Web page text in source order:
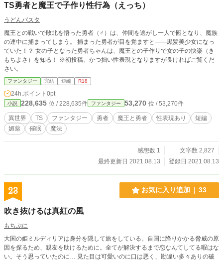
TS勇者と魔王で子作り性行為（えっち）
うどんパスタ
魔王との戦いで敗北を悟った勇者（♂）は、仲間を逃がし一人で囮となり、魔族
の連中に捕まってしまう。 捕まった勇者が目を覚ますと――黒髪美少女になっ
ていた！？ 女の子となった勇者ちゃんは、魔王との子作りで女の子の快楽（き
もちよさ）を知る！ ※初投稿、かつ拙い性表現となりますが良ければご覧くだ
さい。
ファンタジー 完結 短編 R18
24h.ポイント 0pt
小説 228,635 位 / 228,635件 ファンタジー 53,270 位 / 53,270件
異世界 TS ファンタジー 勇者 魔王と勇者 性表現あり
短編
媚薬
催眠 魔法
感想数 1
文字数 2,827
最終更新日 2021.08.13
登録日 2021.08.13
23 お気に入り追加 33
吹き抜けるは真紅の風
もちぷに
大国の姫ミルディリアは身分を隠して旅をしている。自国に降りかかる脅威の原
因を探るため、親友を助けるために。全てが解決するまで恋なんてしてる暇はな
い。そう思っていたのに… 見た目は可愛いのに口は悪く、勘違い多々ありの破